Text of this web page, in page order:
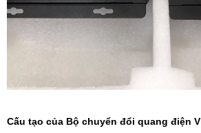
Cấu tạo của Bộ chuyển đổi quang điện